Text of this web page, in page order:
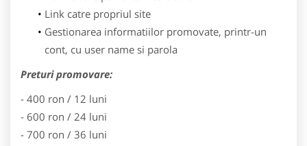
Link catre propriul site
Gestionarea informatiilor promovate, printr-un
cont, cu user name si parola
Preturi promovare:
- 400 ron / 12 luni
- 600 ron / 24 luni
- 700 ron / 36 luni